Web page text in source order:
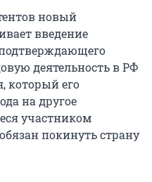
новый
введение
деятельность в РФ
который его
на другое
участником
покинуть страну